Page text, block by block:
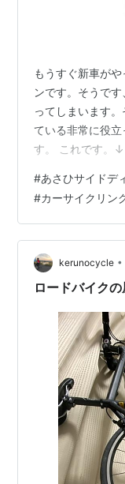
もうすぐ新車が
ンです。そうで
ってしまいます
ている非常に役
す。 これです。↓
レーラー調整に
(2021/5/24時点)
ても優れていま
のチェンステー
安定していて、少
はモンキーレン
#あさひサイドデ
#カーサイクリン
kerunocycle •
ロードバイク